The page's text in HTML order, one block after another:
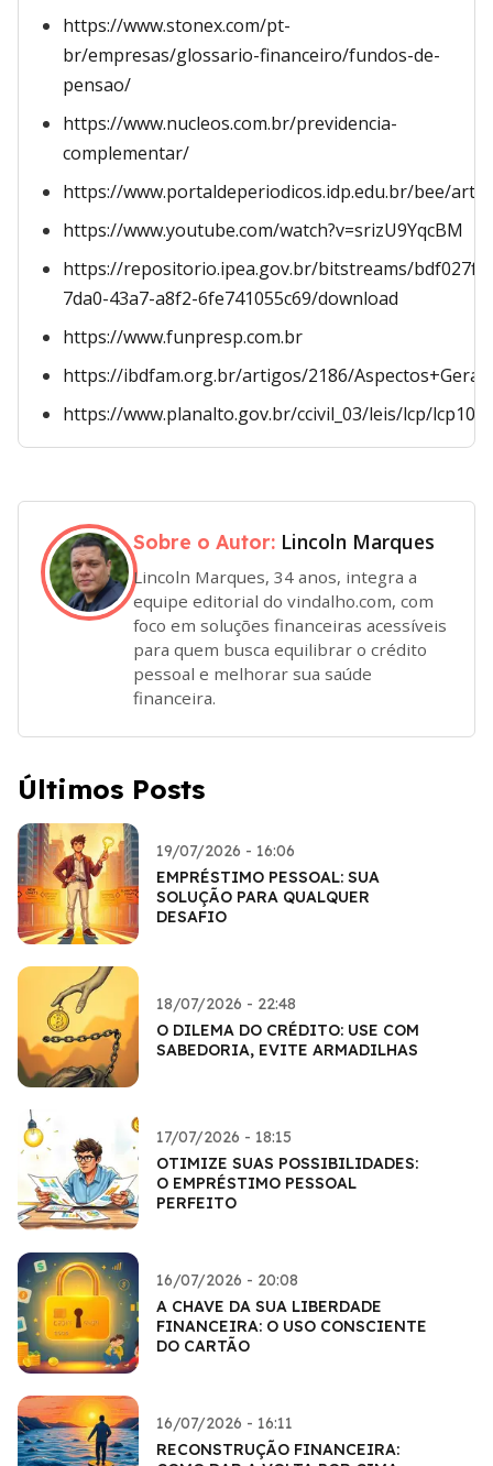
https://www.stonex.com/pt-
br/empresas/glossario-financeiro/fundos-de-
pensao/
https://www.nucleos.com.br/previdencia-
complementar/
https://www.portaldeperiodicos.idp.edu.br/bee/
https://www.youtube.com/watch?v=srizU9YqcBM
https://repositorio.ipea.gov.br/bitstreams/bdf027f4-
7da0-43a7-a8f2-6fe741055c69/download
https://www.funpresp.com.br
https://ibdfam.org.br/artigos/2186/
https://www.planalto.gov.br/ccivil_03/leis/lcp/
Sobre o Autor: Lincoln Marques
Lincoln Marques, 34 anos, integra a
equipe editorial do vindalho.com, com
foco em soluções financeiras acessíveis
para quem busca equilibrar o crédito
pessoal e melhorar sua saúde
financeira.
Últimos Posts
19/07/2026 - 16:06
EMPRÉSTIMO PESSOAL: SUA
SOLUÇÃO PARA QUALQUER
DESAFIO
18/07/2026 - 22:48
O DILEMA DO CRÉDITO: USE COM
SABEDORIA, EVITE ARMADILHAS
17/07/2026 - 18:15
OTIMIZE SUAS POSSIBILIDADES:
O EMPRÉSTIMO PESSOAL
PERFEITO
16/07/2026 - 20:08
A CHAVE DA SUA LIBERDADE
FINANCEIRA: O USO CONSCIENTE
DO CARTÃO
16/07/2026 - 16:11
RECONSTRUÇÃO FINANCEIRA: